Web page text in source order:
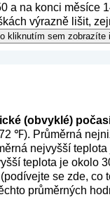
a na konci měsíce
výrazně lišit,
kliknutím sem
(obvyklé)
℉). Průměrná
nejvyšší
teplota je okolo
podívejte se zde, co
průměrných